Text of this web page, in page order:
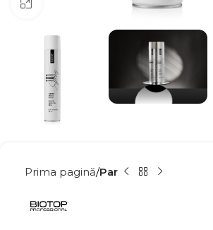
Prima pagină Par